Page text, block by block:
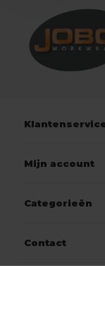
Mijn account
Categorieën
Contact